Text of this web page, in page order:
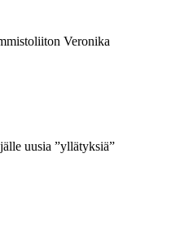
Veronika
uusia ”yllätyksiä”